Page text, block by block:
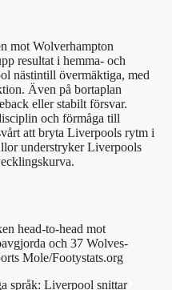
mot Wolverhampton
resultat i hemma- och
nästintill övermäktiga, med
Även på bortaplan
eller stabilt försvar.
och förmåga till
att bryta Liverpools rytm i
understryker Liverpools
head-to-head mot
och 37 Wolves-
Mole/Footystats.org
språk: Liverpool snittar